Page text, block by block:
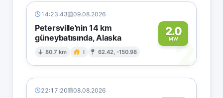
14:23:43 09.08.2026
Petersville'nin 14 km
güneybatısında, Alaska
80.7 km I 62.42, -150.98
2.0
MW
2
22:17:20 08.08.2026